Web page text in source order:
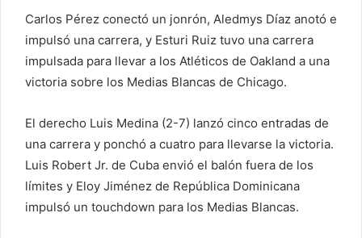
Carlos Pérez conectó un jonrón, Aledmys Díaz anotó e
impulsó una carrera, y Esturi Ruiz tuvo una carrera
impulsada para llevar a los Atléticos de Oakland a una
victoria sobre los Medias Blancas de Chicago.
El derecho Luis Medina (2-7) lanzó cinco entradas de
una carrera y ponchó a cuatro para llevarse la victoria.
Luis Robert Jr. de Cuba envió el balón fuera de los
límites y Eloy Jiménez de República Dominicana
impulsó un touchdown para los Medias Blancas.